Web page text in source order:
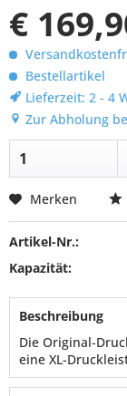
€
Bestellartikel
Lieferzeit: 2 - 4
Zur Abholung
Merken
Artikel-Nr.:
Kapazität:
Beschreibung
Die Original-
eine XL-